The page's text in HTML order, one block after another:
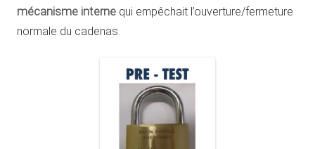
mécanisme interne qui empêchait l’ouverture/fermeture
normale du cadenas.